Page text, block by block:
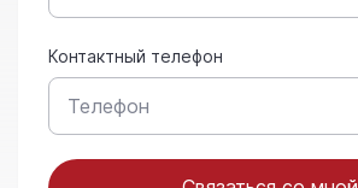
Контактный телефон